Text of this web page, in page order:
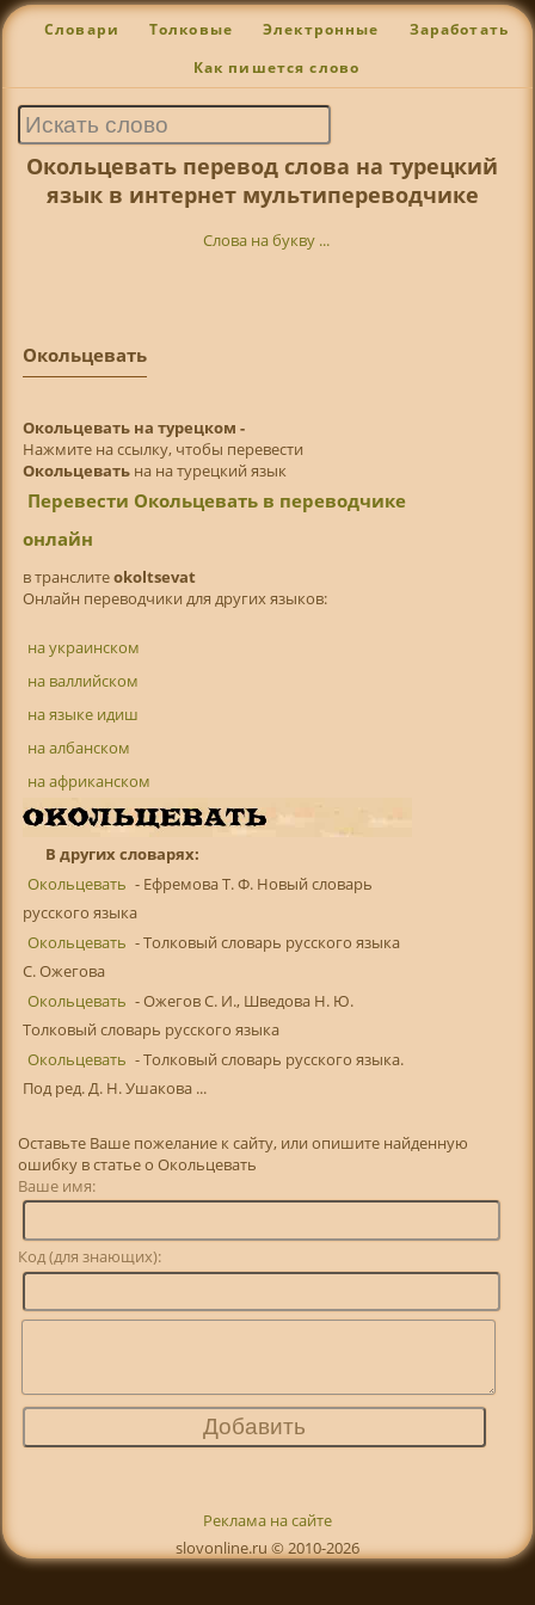
Словари Толковые Электронные Заработать
Как пишется слово
Окольцевать перевод слова на турецкий
язык в интернет мультипереводчике
Слова на букву ...
Окольцевать
Окольцевать на турецком -
Нажмите на ссылку, чтобы перевести
Окольцеватьна на турецкий язык
Перевести Окольцевать в переводчике
онлайн
в транслитeokoltsevat
Онлайн переводчики для других языков:
на украинском
на валлийском
на языке идиш
на албанском
на африканском
В других словарях:
Окольцевать - Ефремова Т. Ф. Новый словарь
русского языка
Окольцевать - Толковый словарь русского языка
С. Ожегова
Окольцевать - Ожегов С. И., Шведова Н. Ю.
Толковый словарь русского языка
Окольцевать - Толковый словарь русского языка.
Под ред. Д. Н. Ушакова ...
Оставьте Ваше пожелание к сайту, или опишите найденную
ошибку в статье о Окольцевать
Ваше имя:
Код (для знающих):
Реклама на сайте
slovonline.ru © 2010-2026